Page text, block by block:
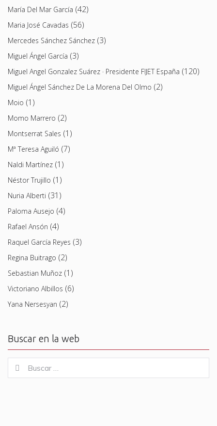
María Del Mar García (42)
Maria José Cavadas (56)
Mercedes Sánchez Sánchez (3)
Miguel Ángel García (3)
Miguel Angel Gonzalez Suárez · Presidente FIJET España (120)
Miguel Ángel Sánchez De La Morena Del Olmo (2)
Moio (1)
Momo Marrero (2)
Montserrat Sales (1)
Mª Teresa Aguiló (7)
Naldi Martínez (1)
Néstor Trujillo (1)
Nuria Alberti (31)
Paloma Ausejo (4)
Rafael Ansón (4)
Raquel García Reyes (3)
Regina Buitrago (2)
Sebastian Muñoz (1)
Victoriano Albillos (6)
Yana Nersesyan (2)
Buscar en la web
for:
Buscar